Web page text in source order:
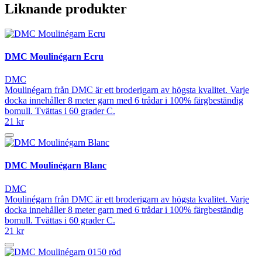
Liknande produkter
DMC Moulinégarn Ecru
DMC
Moulinégarn från DMC är ett broderigarn av högsta kvalitet. Varje
docka innehåller 8 meter garn med 6 trådar i 100% färgbeständig
bomull. Tvättas i 60 grader C.
21 kr
DMC Moulinégarn Blanc
DMC
Moulinégarn från DMC är ett broderigarn av högsta kvalitet. Varje
docka innehåller 8 meter garn med 6 trådar i 100% färgbeständig
bomull. Tvättas i 60 grader C.
21 kr